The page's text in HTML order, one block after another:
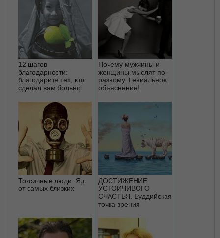
12 шагов
благодарности:
благодарите тех, кто
сделал вам больно
Почему мужчины и
женщины мыслят по-
разному. Гениальное
объяснение!
Токсичные люди. Яд
от самых близких
ДОСТИЖЕНИЕ
УСТОЙЧИВОГО
СЧАСТЬЯ. Буддийская
точка зрения